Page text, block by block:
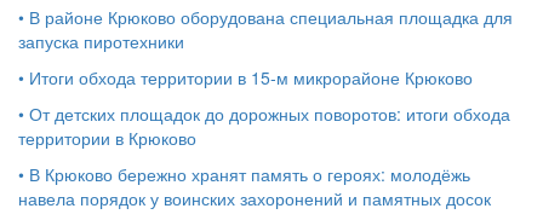
• В районе Крюково оборудована специальная площадка для
запуска пиротехники
• Итоги обхода территории в 15‑м микрорайоне Крюково
• От детских площадок до дорожных поворотов: итоги обхода
территории в Крюково
• В Крюково бережно хранят память о героях: молодёжь
навела порядок у воинских захоронений и памятных досок